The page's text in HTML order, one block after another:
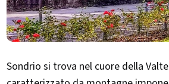
Sondrio si trova nel cuore della